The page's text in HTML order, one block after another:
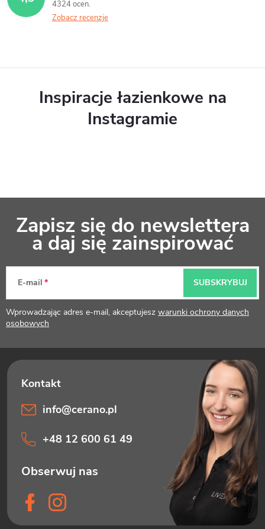
4324 ocen
Zobacz recenzje
Inspiracje łazienkowe na
Instagramie
k
a
Zapisz się do newslettera
a daj się zainspirować
E-mail
Wprowadzając adres e-mail, akceptujesz warunki ochrony danych
osobowych
SUBSKRYBUJ
info@cerano.pl
+48 12 600 61 49